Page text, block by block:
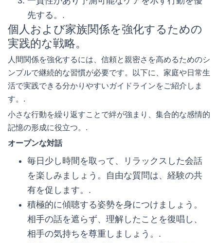
先する。.
個人および家族関係を強化するための
実践的な戦略。
人間関係を強化するには、信頼と親密さを高めるためのシ
ンプルで継続的な習慣が必要です。以下に、家庭や日常生
活で実践できる分かりやすいガイドラインをご紹介しま
す。.
小さな行動を繰り返すことで絆が強まり、集合的な感情的
記憶の形成に役立つ。.
オープンな対話
毎日少し時間を取って、リラックスした会話
を楽しみましょう。自由な質問は、経験の共
有を促します。.
積極的に傾聴する姿勢を身につけましょう。
相手の話を遮らず、理解したことを復唱し、
相手の気持ちを尊重しましょう。.